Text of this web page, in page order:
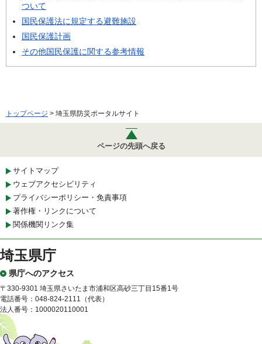
ついて
国民保護法に規定する避難施設
国民保護計画
その他国民保護に関する参考情報
トップページ > 埼玉県防災ポータルサイト
ページの先頭へ戻る
サイトマップ
ウェブアクセシビリティ
プライバシーポリシー・免責事項
著作権・リンクについて
関係機関リンク集
埼玉県庁
県庁へのアクセス
〒330-9301 埼玉県さいたま市浦和区高砂三丁目15番1号
電話番号：048-824-2111（代表）
法人番号：1000020110001